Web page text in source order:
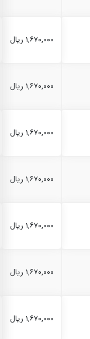
۱,۶۷۰,۰۰۰ ریال
۱,۶۷۰,۰۰۰ ریال
۱,۶۷۰,۰۰۰ ریال
۱,۶۷۰,۰۰۰ ریال
۱,۶۷۰,۰۰۰ ریال
۱,۶۷۰,۰۰۰ ریال
۱,۶۷۰,۰۰۰ ریال